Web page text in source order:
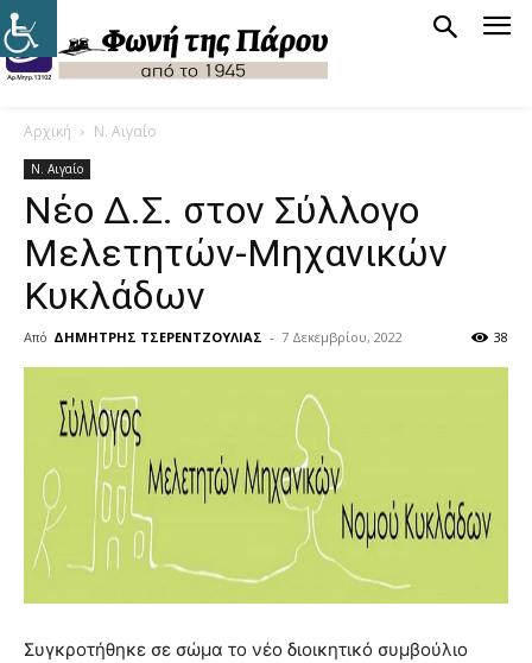
Αρχική Ν. Αιγαίο
Ν. Αιγαίο
Νέο Δ.Σ. στον Σύλλογο
Μελετητών-Μηχανικών
Κυκλάδων
Από ΔΗΜΗΤΡΗΣ ΤΣΕΡΕΝΤΖΟΥΛΙΑΣ - 7 Δεκεμβρίου, 2022 38
Συγκροτήθηκε σε σώμα το νέο διοικητικό συμβούλιο